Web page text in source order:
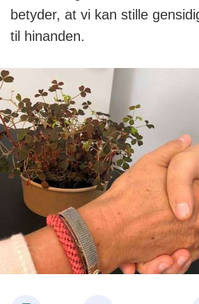
betyder, at vi kan stille
til hinanden.